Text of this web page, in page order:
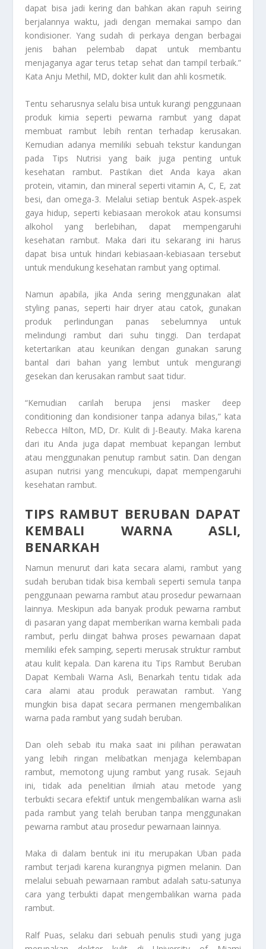
dapat bisa jadi kering dan bahkan akan rapuh seiring
berjalannya waktu, jadi dengan memakai sampo dan
kondisioner. Yang sudah di perkaya dengan berbagai
jenis bahan pelembab dapat untuk membantu
menjaganya agar terus tetap sehat dan tampil terbaik.”
Kata Anju Methil, MD, dokter kulit dan ahli kosmetik.
Tentu seharusnya selalu bisa untuk kurangi penggunaan
produk kimia seperti pewarna rambut yang dapat
membuat rambut lebih rentan terhadap kerusakan.
Kemudian adanya memiliki sebuah tekstur kandungan
pada Tips Nutrisi yang baik juga penting untuk
kesehatan rambut. Pastikan diet Anda kaya akan
protein, vitamin, dan mineral seperti vitamin A, C, E, zat
besi, dan omega-3. Melalui setiap bentuk Aspek-aspek
gaya hidup, seperti kebiasaan merokok atau konsumsi
alkohol yang berlebihan, dapat mempengaruhi
kesehatan rambut. Maka dari itu sekarang ini harus
dapat bisa untuk hindari kebiasaan-kebiasaan tersebut
untuk mendukung kesehatan rambut yang optimal.
Namun apabila, jika Anda sering menggunakan alat
styling panas, seperti hair dryer atau catok, gunakan
produk perlindungan panas sebelumnya untuk
melindungi rambut dari suhu tinggi. Dan terdapat
ketertarikan atau keunikan dengan gunakan sarung
bantal dari bahan yang lembut untuk mengurangi
gesekan dan kerusakan rambut saat tidur.
“Kemudian carilah berupa jensi masker deep
conditioning dan kondisioner tanpa adanya bilas,” kata
Rebecca Hilton, MD, Dr. Kulit di J-Beauty. Maka karena
dari itu Anda juga dapat membuat kepangan lembut
atau menggunakan penutup rambut satin. Dan dengan
asupan nutrisi yang mencukupi, dapat mempengaruhi
kesehatan rambut.
TIPS RAMBUT BERUBAN DAPAT
KEMBALI WARNA ASLI,
BENARKAH
Namun menurut dari kata secara alami, rambut yang
sudah beruban tidak bisa kembali seperti semula tanpa
penggunaan pewarna rambut atau prosedur pewarnaan
lainnya. Meskipun ada banyak produk pewarna rambut
di pasaran yang dapat memberikan warna kembali pada
rambut, perlu diingat bahwa proses pewarnaan dapat
memiliki efek samping, seperti merusak struktur rambut
atau kulit kepala. Dan karena itu Tips Rambut Beruban
Dapat Kembali Warna Asli, Benarkah tentu tidak ada
cara alami atau produk perawatan rambut. Yang
mungkin bisa dapat secara permanen mengembalikan
warna pada rambut yang sudah beruban.
Dan oleh sebab itu maka saat ini pilihan perawatan
yang lebih ringan melibatkan menjaga kelembapan
rambut, memotong ujung rambut yang rusak. Sejauh
ini, tidak ada penelitian ilmiah atau metode yang
terbukti secara efektif untuk mengembalikan warna asli
pada rambut yang telah beruban tanpa menggunakan
pewarna rambut atau prosedur pewarnaan lainnya.
Maka di dalam bentuk ini itu merupakan Uban pada
rambut terjadi karena kurangnya pigmen melanin. Dan
melalui sebuah pewarnaan rambut adalah satu-satunya
cara yang terbukti dapat mengembalikan warna pada
rambut.
Ralf Puas, selaku dari sebuah penulis studi yang juga